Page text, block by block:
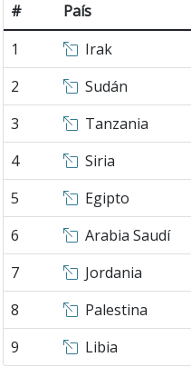
#
País
1
Irak
2
Sudán
3
Tanzania
4
Siria
5
Egipto
6
Arabia Saudí
7
Jordania
8
Palestina
9
Libia